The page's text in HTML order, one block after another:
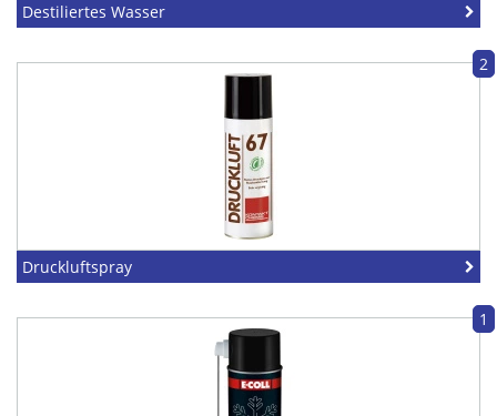
Destiliertes Wasser
2
Druckluftspray
1